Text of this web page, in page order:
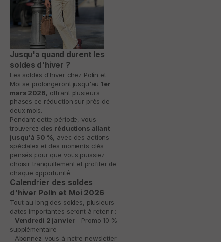
Jusqu'à quand durent les
soldes d'hiver ?
Les soldes d'hiver chez Polín et
Moi se prolongeront jusqu'au 1er
mars 2026, offrant plusieurs
phases de réduction sur près de
deux mois.
Pendant cette période, vous
trouverez des réductions allant
jusqu'à 50 %, avec des actions
spéciales et des moments clés
pensés pour que vous puissiez
choisir tranquillement et profiter de
chaque opportunité.
Calendrier des soldes
d'hiver Polín et Moi 2026
Tout au long des soldes, plusieurs
dates importantes seront à retenir :
- Vendredi 2 janvier- Promo 10 %
supplémentaire
- Abonnez-vous à notre newsletter